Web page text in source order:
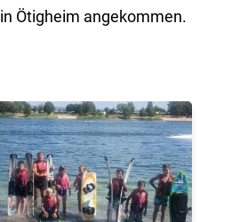
Ötigheim angekommen.